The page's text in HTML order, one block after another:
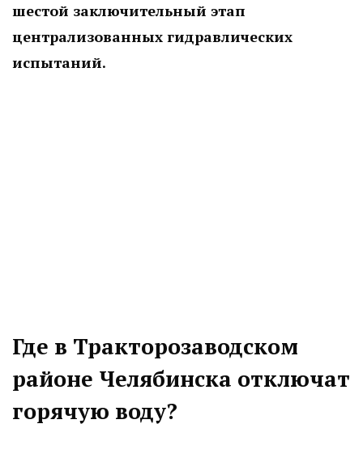
шестой заключительный этап
централизованных гидравлических
испытаний.
Где в Тракторозаводском
районе Челябинска отключат
горячую воду?